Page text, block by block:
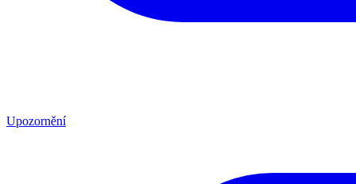
Upozornění